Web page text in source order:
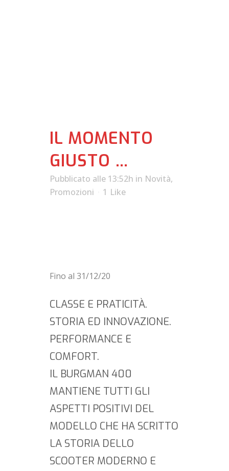
IL MOMENTO
GIUSTO …
Pubblicato alle 13:52h in Novità,
Promozioni
1 Like
Fino al 31/12/20
CLASSE E PRATICITÀ.
STORIA ED INNOVAZIONE.
PERFORMANCE E
COMFORT.
IL BURGMAN 400
MANTIENE TUTTI GLI
ASPETTI POSITIVI DEL
MODELLO CHE HA SCRITTO
LA STORIA DELLO
SCOOTER MODERNO E